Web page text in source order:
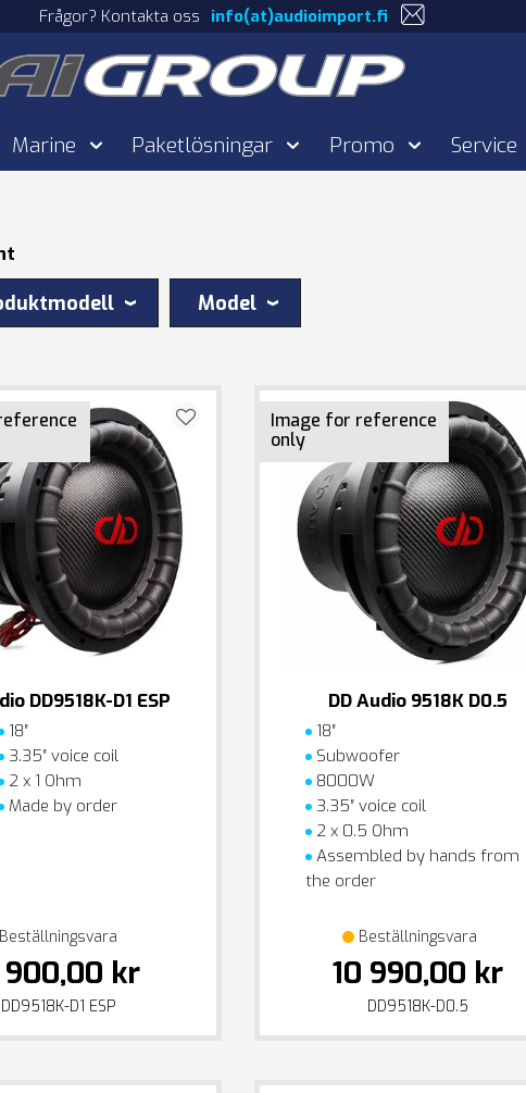
Frågor? Kontakta oss info(at)audioimport.fi
Marine Paketlösningar Promo Service
Model
DD9518K-D1 ESP
18″
3.35″ voice coil
2 x 1 Ohm
Made by order
Beställningsvara
900,00 kr
DD9518K-D1 ESP
Image for reference
only
DD Audio 9518K D0.5
18″
Subwoofer
8000W
3.35″ voice coil
2 x 0.5 Ohm
Assembled by hands from
the order
Beställningsvara
10 990,00 kr
DD9518K-D0.5